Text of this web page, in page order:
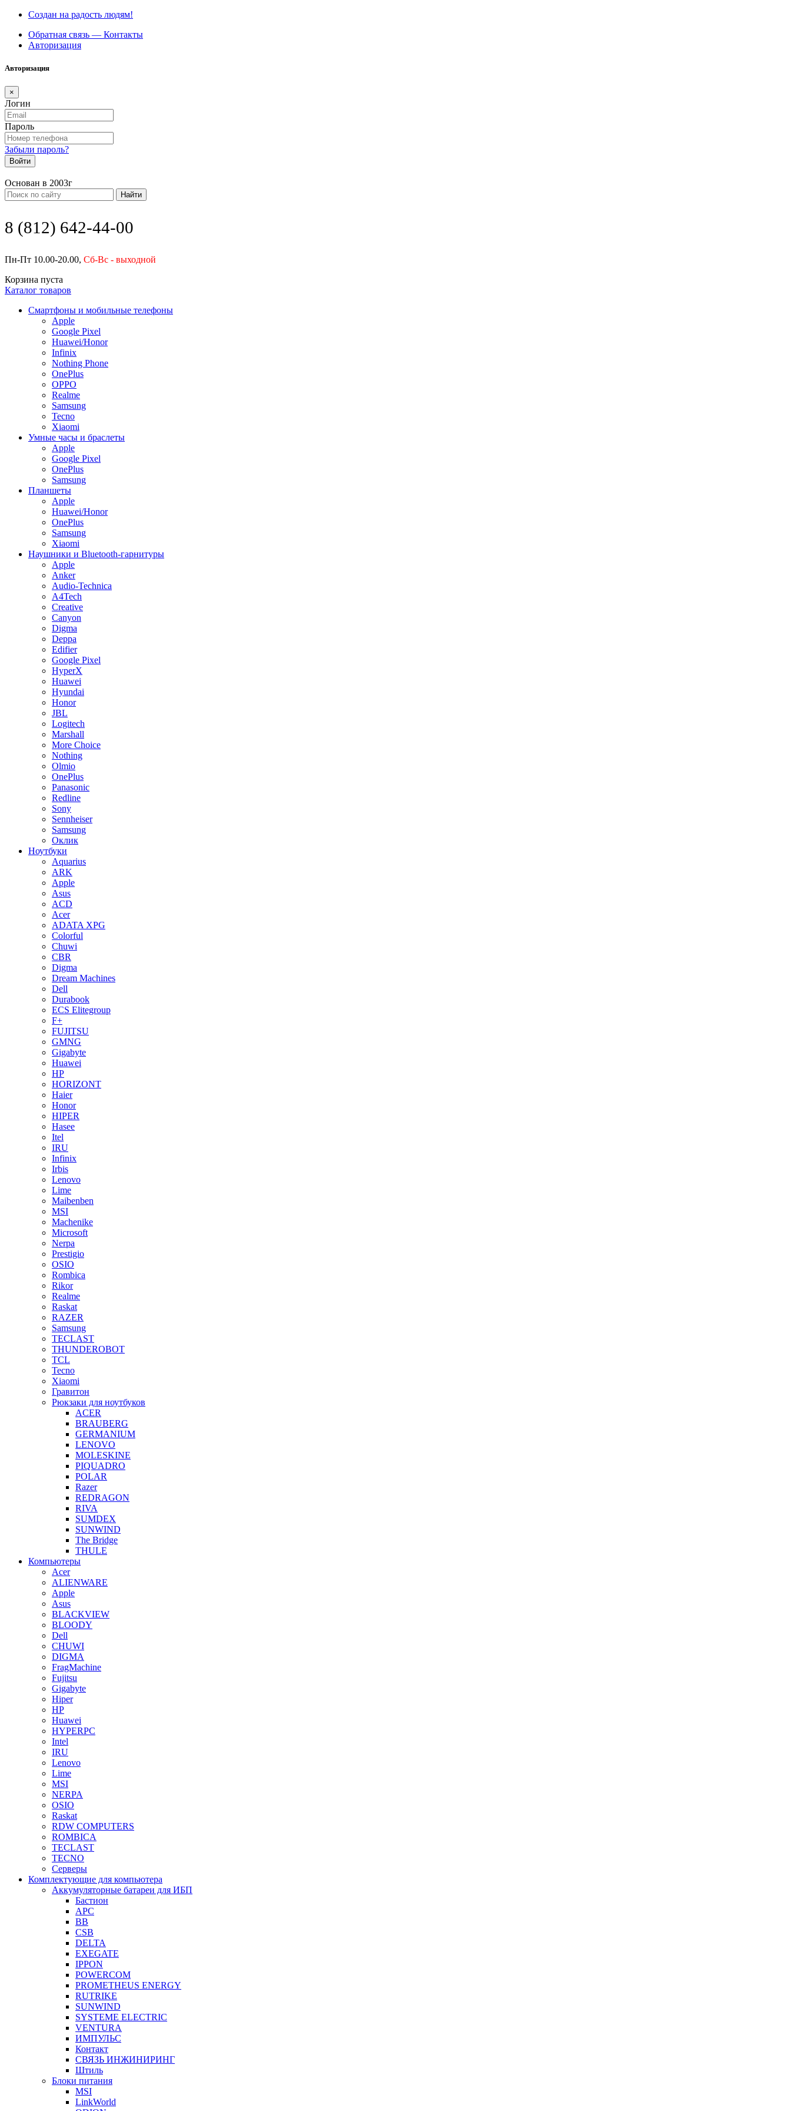
Создан на радость людям!
Обратная связь — Контакты
Авторизация
Авторизация
×
Логин
Пароль
Забыли пароль?
Войти
Основан в 2003г
Найти
8 (812) 642-44-00
Пн-Пт 10.00-20.00, Сб-Вс - выходной
Корзина пуста
Каталог товаров
Смартфоны и мобильные телефоны
Apple
Google Pixel
Huawei/Honor
Infinix
Nothing Phone
OnePlus
OPPO
Realme
Samsung
Tecno
Xiaomi
Умные часы и браслеты
Apple
Google Pixel
OnePlus
Samsung
Планшеты
Apple
Huawei/Honor
OnePlus
Samsung
Xiaomi
Наушники и Bluetooth-гарнитуры
Apple
Anker
Audio-Technica
A4Tech
Creative
Canyon
Digma
Deppa
Edifier
Google Pixel
HyperX
Huawei
Hyundai
Honor
JBL
Logitech
Marshall
More Choice
Nothing
Olmio
OnePlus
Panasonic
Redline
Sony
Sennheiser
Samsung
Оклик
Ноутбуки
Aquarius
ARK
Apple
Asus
ACD
Acer
ADATA XPG
Colorful
Chuwi
CBR
Digma
Dream Machines
Dell
Durabook
ECS Elitegroup
F+
FUJITSU
GMNG
Gigabyte
Huawei
HP
HORIZONT
Haier
Honor
HIPER
Hasee
Itel
IRU
Infinix
Irbis
Lenovo
Lime
Maibenben
MSI
Machenike
Microsoft
Nerpa
Prestigio
OSIO
Rombica
Rikor
Realme
Raskat
RAZER
Samsung
TECLAST
THUNDEROBOT
TCL
Tecno
Xiaomi
Гравитон
Рюкзаки для ноутбуков
ACER
BRAUBERG
GERMANIUM
LENOVO
MOLESKINE
PIQUADRO
POLAR
Razer
REDRAGON
RIVA
SUMDEX
SUNWIND
The Bridge
THULE
Компьютеры
Acer
ALIENWARE
Apple
Asus
BLACKVIEW
BLOODY
Dell
CHUWI
DIGMA
FragMachine
Fujitsu
Gigabyte
Hiper
HP
Huawei
HYPERPC
Intel
IRU
Lenovo
Lime
MSI
NERPA
OSIO
Raskat
RDW COMPUTERS
ROMBICA
TECLAST
TECNO
Серверы
Комплектующие для компьютера
Аккумуляторные батареи для ИБП
Бастион
APC
BB
CSB
DELTA
EXEGATE
IPPON
POWERCOM
PROMETHEUS ENERGY
RUTRIKE
SUNWIND
SYSTEME ELECTRIC
VENTURA
ИМПУЛЬС
Контакт
СВЯЗЬ ИНЖИНИРИНГ
Штиль
Блоки питания
MSI
LinkWorld